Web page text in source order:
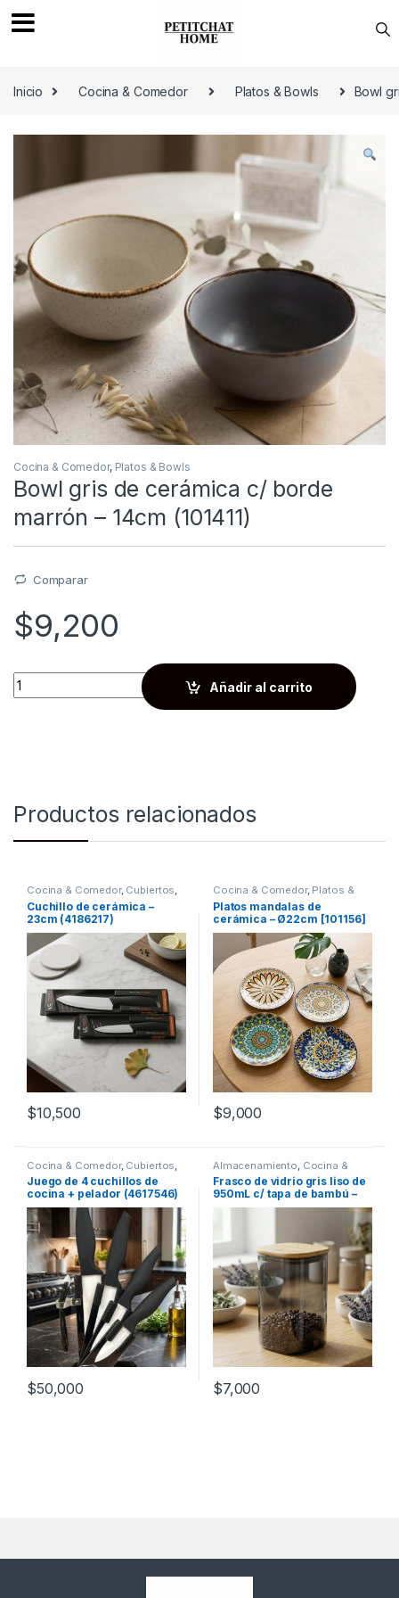
Inicio
Cocina & Comedor Platos & Bowls Bowl
Cocina & Comedor, Platos & Bowls
Bowl gris de cerámica c/ borde
marrón – 14cm (101411)
Comparar
$9,200
Quantity
Añadir al carrito
Productos relacionados
Cocina & Comedor, Cubiertos,
Cuchillos
Cuchillo de cerámica –
23cm (4186217)
$10,500
Cocina & Comedor, Platos &
Bowls
Platos mandalas de
cerámica – Ø22cm [101156]
$9,000
Cocina & Comedor, Cubiertos
Cuchillos
Juego de 4 cuchillos de
cocina + pelador (4617546)
$50,000
Almacenamiento Cocina &
Comedor
Frasco de vidrio gris liso de
950mL c/ tapa de bambú –
10x10x15cm (56255-G)
$7,000